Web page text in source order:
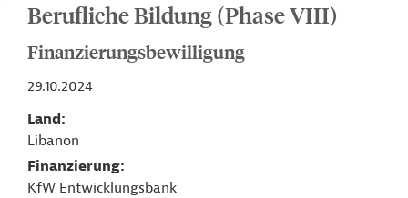
Berufliche Bildung (Phase VIII)
Finanzierungsbewilligung
29.10.2024
Land
Libanon
Finanzierung
KfW Entwicklungsbank